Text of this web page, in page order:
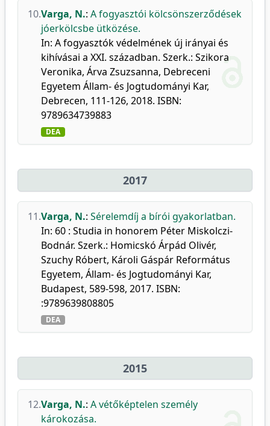
10.Varga, N.: A fogyasztói kölcsönszerződések
jóerkölcsbe ütközése.
In: A fogyasztók védelmének új irányai és
kihívásai a XXI. században. Szerk.: Szikora
Veronika, Árva Zsuzsanna, Debreceni
Egyetem Állam- és Jogtudományi Kar,
Debrecen, 111-126, 2018. ISBN:
9789634739883
DEA
2017
11.Varga, N.: Sérelemdíj a bírói gyakorlatban.
In: 60 : Studia in honorem Péter Miskolczi-
Bodnár. Szerk.: Homicskó Árpád Olivér,
Szuchy Róbert, Károli Gáspár Református
Egyetem, Állam- és Jogtudományi Kar,
Budapest, 589-598, 2017. ISBN:
:9789639808805
DEA
2015
12.Varga, N.: A vétőképtelen személy
károkozása.